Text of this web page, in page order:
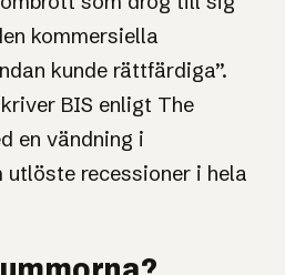
kommersiella
kunde rättfärdiga”.
BIS enligt The
en vändning i
recessioner i hela